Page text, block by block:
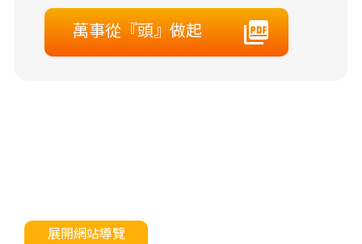
萬事從『頭』做起
展開網站導覽